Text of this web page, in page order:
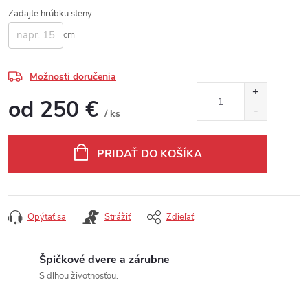
Zadajte hrúbku steny:
cm
Možnosti doručenia
od 250 € / ks
PRIDAŤ DO KOŠÍKA
Opýtať sa Strážiť Zdieľať
Špičkové dvere a zárubne
S dlhou životnosťou.